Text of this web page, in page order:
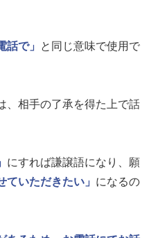
話で」
と同じ意味で使用で
、相手の了承を得た上で話
にすれば謙譲語になり、願
ていただきたい」 になるの